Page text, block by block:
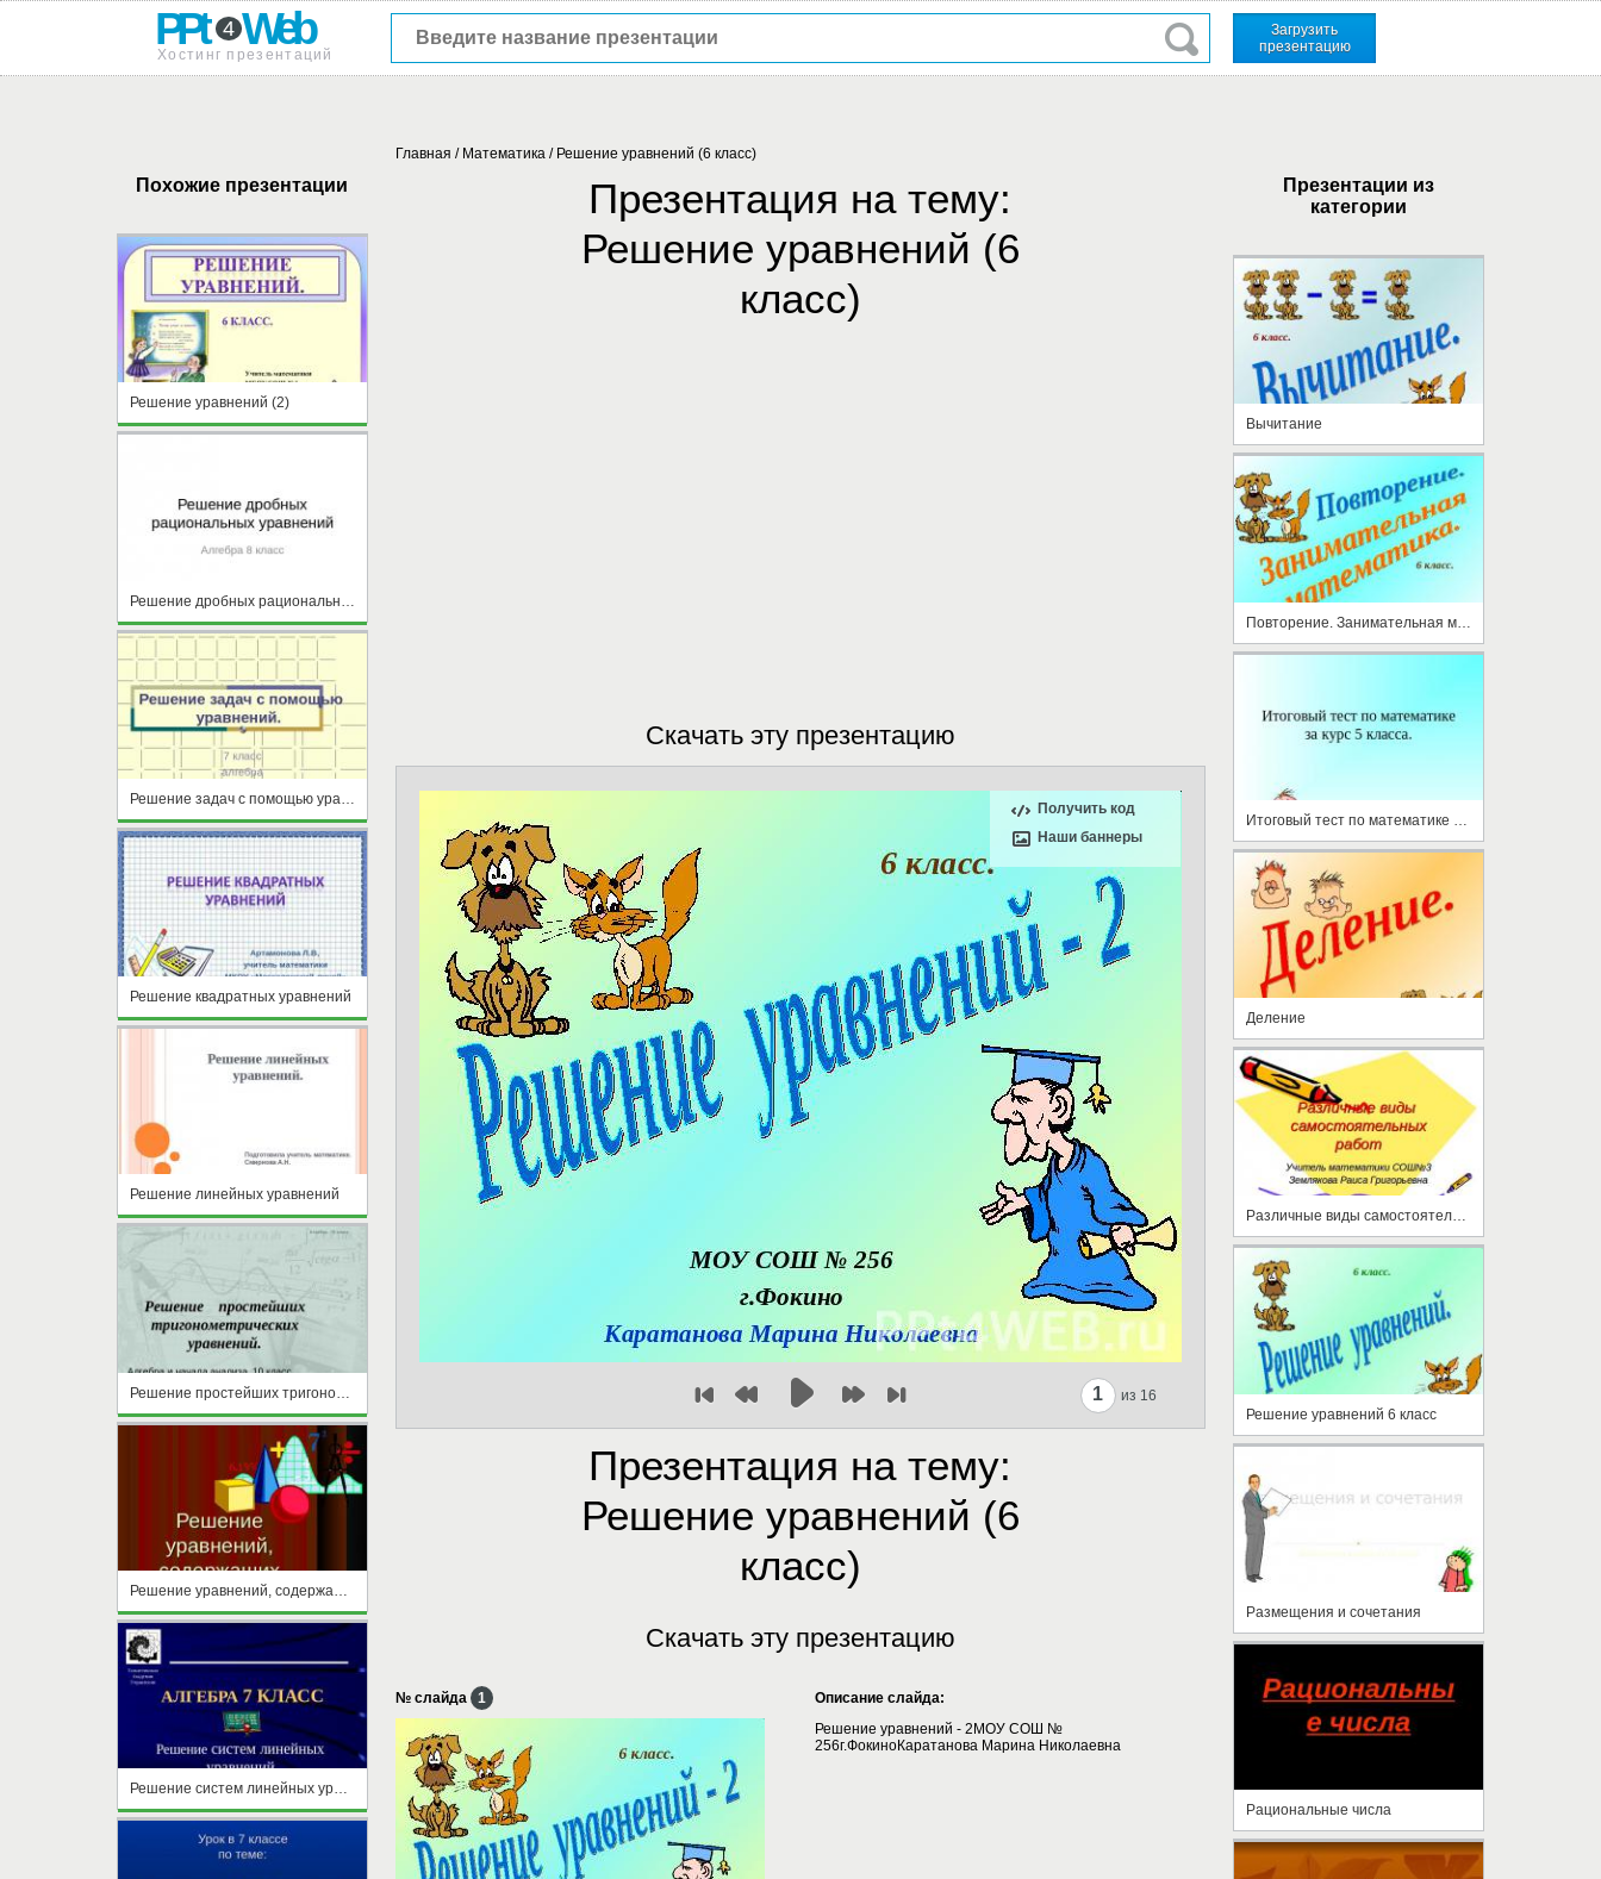
PPt 4 Web
Хостинг презентаций
Загрузить
презентацию
Похожие презентации
Решение уравнений (2)
Решение квадратных уравнений
Решение линейных уравнений
Решение уравнений, содержащих модуль
Решение систем линейных уравнений (7 класс)
Главная / Математика / Решение уравнений (6 класс)
Презентация на тему:
Решение уравнений (6
класс)
Скачать эту презентацию
Получить код
Наши баннеры
1 из 16
Презентация на тему:
Решение уравнений (6
класс)
Скачать эту презентацию
№ слайда 1
Описание слайда:
Решение уравнений - 2МОУ СОШ №
256г.ФокиноКаратанова Марина Николаевна
Презентации из
категории
Вычитание
Деление
Различные виды самостоятельных работ
Решение уравнений 6 класс
Размещения и сочетания
Рациональные числа